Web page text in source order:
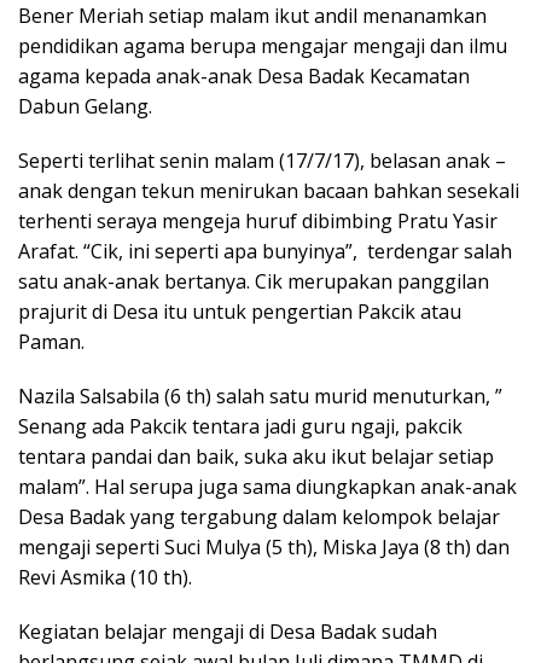
Bener Meriah setiap malam ikut andil menanamkan
pendidikan agama berupa mengajar mengaji dan ilmu
agama kepada anak-anak Desa Badak Kecamatan
Dabun Gelang.
Seperti terlihat senin malam (17/7/17), belasan anak –
anak dengan tekun menirukan bacaan bahkan sesekali
terhenti seraya mengeja huruf dibimbing Pratu Yasir
Arafat. “Cik, ini seperti apa bunyinya”, terdengar salah
satu anak-anak bertanya. Cik merupakan panggilan
prajurit di Desa itu untuk pengertian Pakcik atau
Paman.
Nazila Salsabila (6 th) salah satu murid menuturkan, ”
Senang ada Pakcik tentara jadi guru ngaji, pakcik
tentara pandai dan baik, suka aku ikut belajar setiap
malam”. Hal serupa juga sama diungkapkan anak-anak
Desa Badak yang tergabung dalam kelompok belajar
mengaji seperti Suci Mulya (5 th), Miska Jaya (8 th) dan
Revi Asmika (10 th).
Kegiatan belajar mengaji di Desa Badak sudah